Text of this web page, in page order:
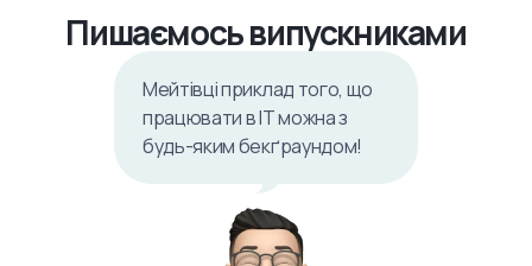
Пишаємось випускниками
Мейтівці приклад того, що
працювати в ІТ можна з
будь-яким бекґраундом!